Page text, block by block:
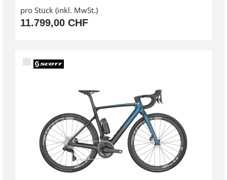
pro Stück (inkl. MwSt.)
11.799,00 CHF